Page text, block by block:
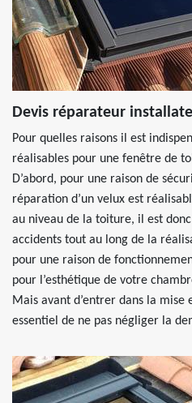
Devis réparateur
Pour quelles raisons il est
réalisables pour une fenêtre de
D’abord, pour une raison de
réparation d’un velux est
au niveau de la toiture, il est
accidents tout au long de la
pour une raison de
pour l’esthétique de votre
Mais avant d’entrer dans la
essentiel de ne pas négliger la